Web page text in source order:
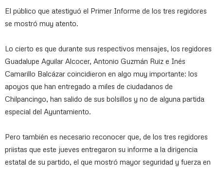
El público que atestiguó el Primer Informe de los tres regidores
se mostró muy atento.
Lo cierto es que durante sus respectivos mensajes, los regidores
Guadalupe Aguilar Alcocer, Antonio Guzmán Ruiz e Inés
Camarillo Balcázar coincidieron en algo muy importante: los
apoyos que han entregado a miles de ciudadanos de
Chilpancingo, han salido de sus bolsillos y no de alguna partida
especial del Ayuntamiento.
Pero también es necesario reconocer que, de los tres regidores
priistas que este jueves entregaron su informe a la dirigencia
estatal de su partido, el que mostró mayor seguridad y fuerza en